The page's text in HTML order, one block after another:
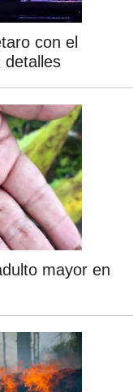
con el
detalles
mayor en